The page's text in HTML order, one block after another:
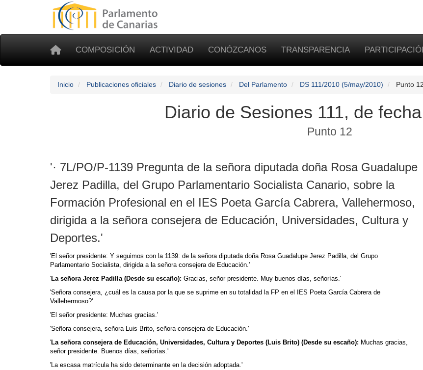
COMPOSICIÓN ACTIVIDAD CONÓZCANOS TRANSPARENCIA
Inicio Publicaciones oficiales Diario de sesiones Del Parlamento DS 111/2010 (5/may/2010) Punto 12
Diario de Sesiones 111, de
Punto 12
'· 7L/PO/P-1139 Pregunta de la señora diputada doña Rosa Guadalupe
Jerez Padilla, del Grupo Parlamentario Socialista Canario, sobre la
Formación Profesional en el IES Poeta García Cabrera, Vallehermoso,
dirigida a la señora consejera de Educación, Universidades, Cultura y
Deportes.'
'El señor presidente: Y seguimos con la 1139: de la señora diputada doña Rosa Guadalupe Jerez Padilla, del Grupo
Parlamentario Socialista, dirigida a la señora consejera de Educación.'
'La señora Jerez Padilla (Desde su escaño): Gracias, señor presidente. Muy buenos días, señorías.'
'Señora consejera, ¿cuál es la causa por la que se suprime en su totalidad la FP en el IES Poeta García Cabrera de
Vallehermoso?'
'El señor presidente: Muchas gracias.'
'Señora consejera, señora Luis Brito, señora consejera de Educación.'
'La señora consejera de Educación, Univer­sidades, Cultura y Deportes (Luis Brito) (Desde su escaño): Muchas gracias,
señor presidente. Buenos días, señorías.'
'La escasa matrícula ha sido determinante en la decisión adoptada.'